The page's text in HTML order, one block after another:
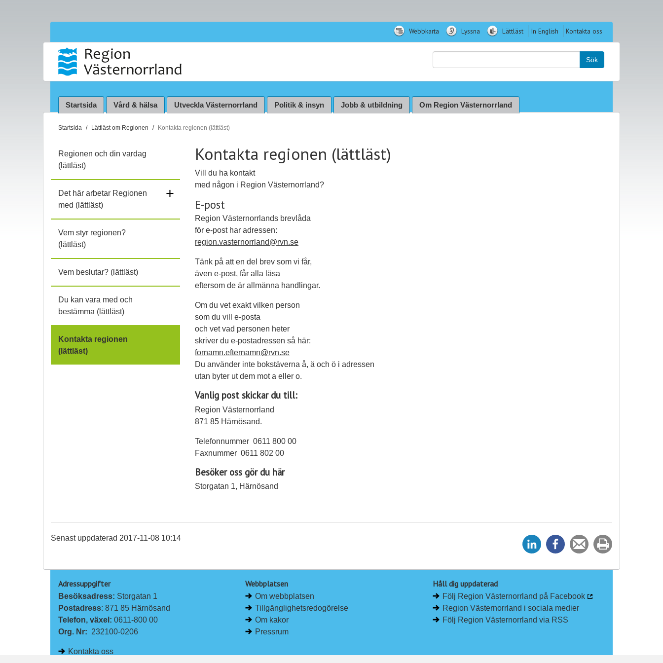
Webbkarta Lyssna Lättläst In English Kontakta oss
Sök
Startsida Vård & hälsa Utveckla Västernorrland Politik & insyn Jobb & utbildning Om Region Västernorrland
D
ä
r
h
ä
r
:
Startsida Lättläst om Regionen Kontakta regionen (lättläst)
Regionen och din vardag
(lättläst)
Det här arbetar Regionen
med (lättläst)
+
Vem styr regionen?
(lättläst)
Vem beslutar? (lättläst)
Du kan vara med och
bestämma (lättläst)
Kontakta regionen
(lättläst)
Kontakta regionen (lättläst)
Vill du ha kontakt
med någon i Region Västernorrland?
E-post
Region Västernorrlands brevlåda
för e-post har adressen:
region.vasternorrland@rvn.se
Tänk på att en del brev som vi får,
även e-post, får alla läsa
eftersom de är allmänna handlingar.
Om du vet exakt vilken person
som du vill e-posta
och vet vad personen heter
skriver du e-postadressen så här:
fornamn.efternamn@rvn.se
Du använder inte bokstäverna å, ä och ö i adressen
utan byter ut dem mot a eller o.
Vanlig post skickar du till:
Region Västernorrland
871 85 Härnösand.
Telefonnummer 0611 800 00
Faxnummer 0611 802 00
Besöker oss gör du här
Storgatan 1, Härnösand
e
p
å
L
k
e
p
å
F
e
Tipsa
en
ut
Senast uppdaterad 2017-11-08 10:14
Adressuppgifter
Besöksadress: Storgatan 1
Postadress: 871 85 Härnösand
Telefon, växel: 0611-800 00
Org. Nr: 232100-0206
Kontakta oss
Webbplatsen
Om webbplatsen
Tillgänglighetsredogörelse
Om kakor
Pressrum
Håll dig uppdaterad
Följ Region Västernorrland på Facebook
Region Västernorrland i sociala medier
Följ Region Västernorrland via RSS